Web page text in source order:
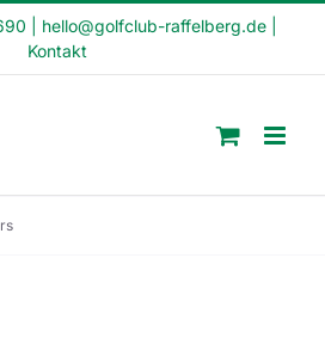
hello@golfclub-raffelberg.de
Kontakt